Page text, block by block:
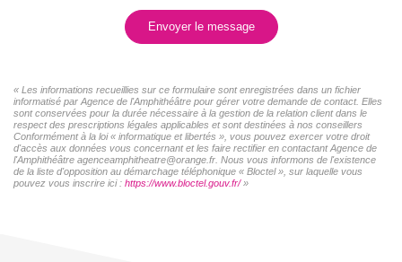
Envoyer le message
« Les informations recueillies sur ce formulaire sont enregistrées dans un fichier
informatisé par Agence de l'Amphithéâtre pour gérer votre demande de contact. Elles
sont conservées pour la durée nécessaire à la gestion de la relation client dans le
respect des prescriptions légales applicables et sont destinées à nos conseillers
Conformément à la loi « informatique et libertés », vous pouvez exercer votre droit
d'accès aux données vous concernant et les faire rectifier en contactant Agence de
l'Amphithéâtre agenceamphitheatre@orange.fr. Nous vous informons de l'existence
de la liste d'opposition au démarchage téléphonique « Bloctel », sur laquelle vous
pouvez vous inscrire ici : https://www.bloctel.gouv.fr/»